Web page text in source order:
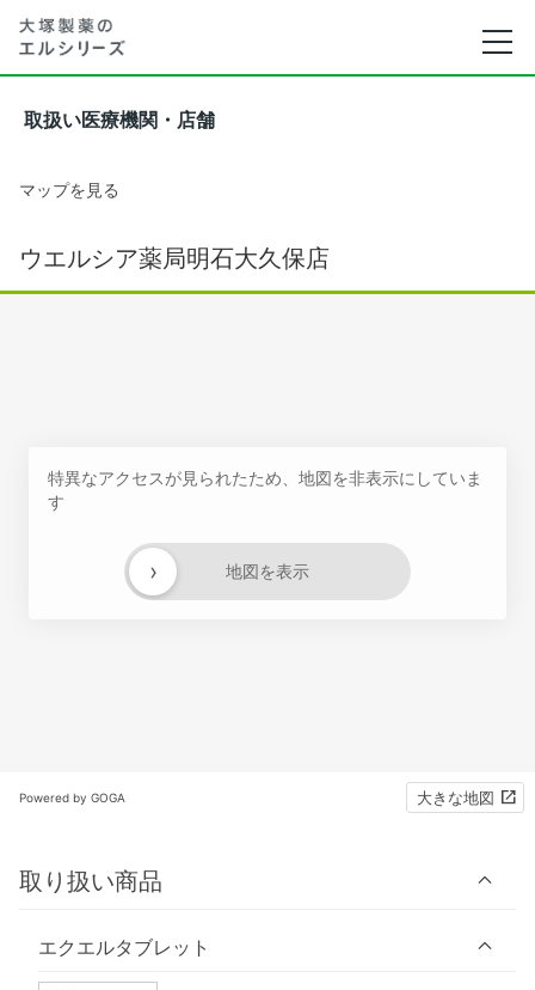
取扱い医療機関・店舗
マップを見る
ウエルシア薬局明石大久保店
特異なアクセスが見られたため、地図を非表示にしていま
す
地図を表示
›
Powered by GOGA 大きな地図
取り扱い商品
エクエルタブレット